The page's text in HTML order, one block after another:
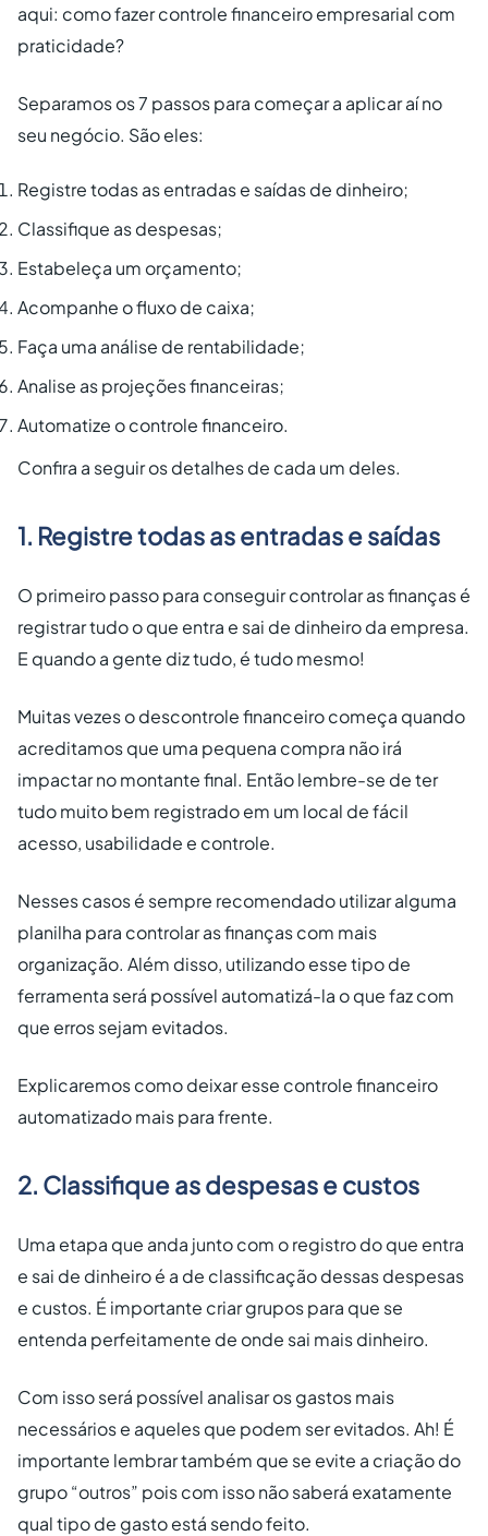
aqui: como fazer controle financeiro empresarial com
praticidade?
Separamos os 7 passos para começar a aplicar aí no
seu negócio. São eles:
Registre todas as entradas e saídas de dinheiro;
Classifique as despesas;
Estabeleça um orçamento;
Acompanhe o fluxo de caixa;
Faça uma análise de rentabilidade;
Analise as projeções financeiras;
Automatize o controle financeiro.
Confira a seguir os detalhes de cada um deles.
1. Registre todas as entradas e saídas
O primeiro passo para conseguir controlar as finanças é
registrar tudo o que entra e sai de dinheiro da empresa.
E quando a gente diz tudo, é tudo mesmo!
Muitas vezes o descontrole financeiro começa quando
acreditamos que uma pequena compra não irá
impactar no montante final. Então lembre-se de ter
tudo muito bem registrado em um local de fácil
acesso, usabilidade e controle.
Nesses casos é sempre recomendado utilizar alguma
planilha para controlar as finanças com mais
organização. Além disso, utilizando esse tipo de
ferramenta será possível automatizá-la o que faz com
que erros sejam evitados.
Explicaremos como deixar esse controle financeiro
automatizado mais para frente.
2. Classifique as despesas e custos
Uma etapa que anda junto com o registro do que entra
e sai de dinheiro é a de classificação dessas despesas
e custos. É importante criar grupos para que se
entenda perfeitamente de onde sai mais dinheiro.
Com isso será possível analisar os gastos mais
necessários e aqueles que podem ser evitados. Ah! É
importante lembrar também que se evite a criação do
grupo “outros” pois com isso não saberá exatamente
qual tipo de gasto está sendo feito.